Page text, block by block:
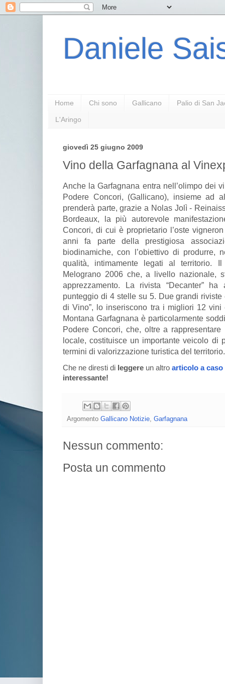
Daniele
Home Chi sono Gallicano Palio di San
L'Aringo
giovedì 25 giugno 2009
Vino della Garfagnana al
Anche la Garfagnana entra nell’olimpo dei
Podere Concori, (Gallicano), insieme ad
prenderà parte, grazie a Nolas Jolì -
Bordeaux, la più autorevole
Concori, di cui è proprietario l’oste
anni fa parte della prestigiosa
biodinamiche, con l’obiettivo di produrre,
qualità, intimamente legati al territorio.
Melograno 2006 che, a livello nazionale,
apprezzamento. La rivista “Decanter”
punteggio di 4 stelle su 5. Due grandi riviste
di Vino”, lo inseriscono tra i migliori 12
Montana Garfagnana è particolarmente
Podere Concori, che, oltre a rappresentare
locale, costituisce un importante veicolo di
termini di valorizzazione turistica del territorio.
Che ne diresti di leggere un altro articolo a caso
interessante!
Argomento Gallicano Notizie Garfagnana
Nessun commento:
Posta un commento